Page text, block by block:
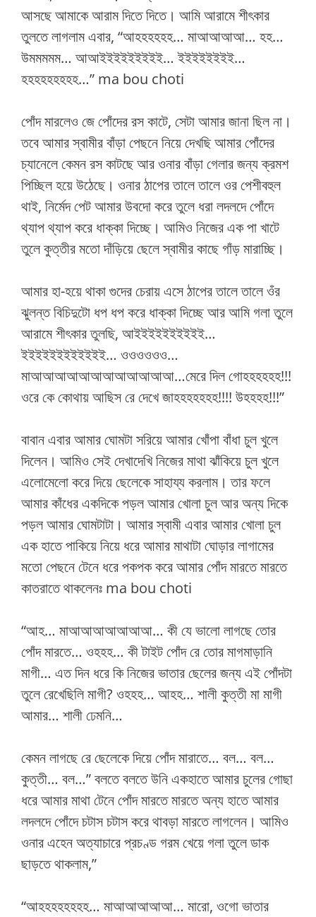
আসছে আমাকে আরাম দিতে দিতে। আমি আরামে শীৎকার
তুলতে লাগলাম এবার, “আহহহহহহ… মাআআআআ… হহ…
উমমমমম… আআইইইইইইইইই… ইইইইইইইই…
হহহহহহহহহ…” ma bou choti
পোঁদ মারলেও জে পোঁদের রস কাটে, সেটা আমার জানা ছিল না।
তবে আমার স্বামীর বাঁড়া পেছনে নিয়ে দেখছি আমার পোঁদের
চ্যানেলে কেমন রস কাটছে আর ওনার বাঁড়া গেলার জন্য ক্রমশ
পিচ্ছিল হয়ে উঠেছে। ওনার ঠাপের তালে তালে ওর পেশীবহুল
থাই, নির্মেদ পেট আমার উবদো করে তুলে ধরা লদলদে পোঁদে
থ্যাপ থ্যাপ করে ধাক্কা দিচ্ছে। আমিও নিজের এক পা খাটে
তুলে কুত্তীর মতো দাঁড়িয়ে ছেলে স্বামীর কাছে গাঁড় মারাচ্ছি।
আমার হা-হয়ে থাকা গুদের চেরায় এসে ঠাপের তালে তালে ওঁর
ঝুলন্ত বিচিদুটো ধপ ধপ করে ধাক্কা দিচ্ছে আর আমি গলা তুলে
আরামে শীৎকার তুলছি, আইইইইইইইইইই…
ইইইইইইইইইইইই… ওওওওওও…
মাআআআআআআআআআআআআ…মেরে দিল গোহহহহহহ!!!
ওরে কে কোথায় আছিস রে দেখে জাহহহহহহহ!!!! উহহহহ!!!”
বাবান এবার আমার ঘোমটা সরিয়ে আমার খোঁপা বাঁধা চুল খুলে
দিলেন। আমিও সেই দেখাদেখি নিজের মাথা ঝাঁকিয়ে চুল খুলে
এলোমেলো করে দিয়ে ছেলেকে সাহায্য করলাম। তার ফলে
আমার কাঁধের একদিকে পড়ল আমার খোলা চুল আর অন্য দিকে
পড়ল আমার ঘোমটাটা। আমার স্বামী এবার আমার খোলা চুল
এক হাতে পাকিয়ে নিয়ে ধরে আমার মাথাটা ঘোড়ার লাগামের
মতো পেছনে টেনে ধরে পকপক করে আমার পোঁদ মারতে মারতে
কাতরাতে থাকলেনঃ ma bou choti
“আহ… মাআআআআআআআ… কী যে ভালো লাগছে তোর
পোঁদ মারতে… ওহহহ… কী টাইট পোঁদ রে তোর মাগমাড়ানি
মাগী… এত দিন ধরে কি নিজের ভাতার ছেলের জন্য এই পোঁদটা
তুলে রেখেছিলি মাগী? ওহহহ… আহহ… শালী কুত্তী মা মাগী
আমার… শালী ঢেমনি…
কেমন লাগছে রে ছেলেকে দিয়ে পোঁদ মারাতে… বল… বল…
কুত্তী… বল…” বলতে বলতে উনি একহাতে আমার চুলের গোছা
ধরে আমার মাথা টেনে পোঁদ মারতে মারতে অন্য হাতে আমার
লদলদে পোঁদে চটাস চটাস করে থাবড়া মারতে লাগলেন। আমিও
ওনার এহেন অত্যাচারে প্রচণ্ড গরম খেয়ে গলা তুলে ডাক
ছাড়তে থাকলাম,”
“আহহহহহহহহ… মাআআআআআ… মারো, ওগো ভাতার